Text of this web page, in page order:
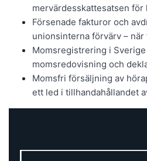
mervärdesskattesatsen
Försenade fakturor och
unionsinterna förvärv – när
Momsregistrering i
momsredovisning och
Momsfri försäljning av
ett led i tillhandahållandet